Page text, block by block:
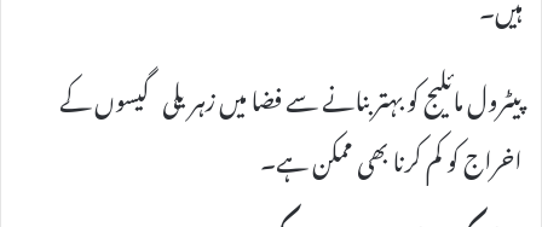
پیٹرول مائلیج کو بہتر بنانے سے فضا میں زہریلی گیسوں کے
اخراج کو کم کرنا بھی ممکن ہے۔